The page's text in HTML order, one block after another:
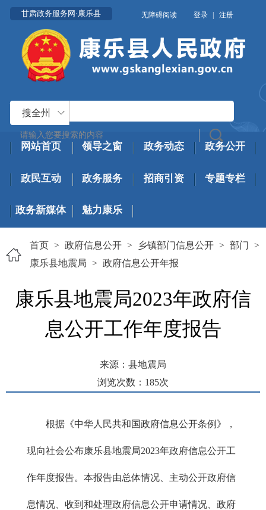
甘肃政务服务网·康乐县 无障碍阅读 登录 | 注册
搜全州
网站首页 领导之窗 政务动态 政务公开
政民互动 政务服务 招商引资 专题专栏
政务新媒体 魅力康乐
首页 > 政府信息公开 > 乡镇部门信息公开 > 部门
>
康乐县地震局 > 政府信息公开年报
康乐县地震局2023年政府信
息公开工作年度报告
来源：县地震局
浏览次数： 185次
根据《中华人民共和国政府信息公开条例》，
现向社会公布康乐县地震局2023年政府信息公开工
作年度报告。本报告由总体情况、主动公开政府信
息情况、收到和处理政府信息公开申请情况、政府